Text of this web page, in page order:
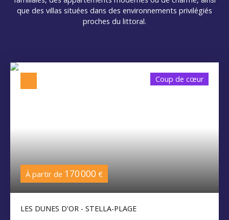
que des villas situées dans des environnements privilégiés
proches du littoral.
À partir de 170 000 €
Coup de cœur
LES DUNES D'OR - STELLA-PLAGE